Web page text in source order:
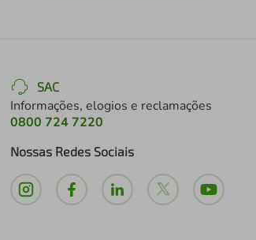
SAC
Informações, elogios e reclamações
0800 724 7220
Nossas Redes Sociais